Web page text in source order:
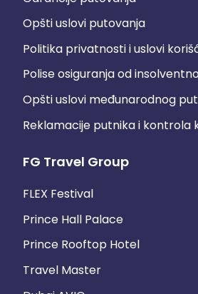
Opšti uslovi putovanja
Politika privatnosti i uslovi
Polise osiguranja od
Opšti uslovi međunarodnog
Reklamacije putnika i kontrola
FG Travel Group
FLEX Festival
Prince Hall Palace
Prince Rooftop Hotel
Travel Master